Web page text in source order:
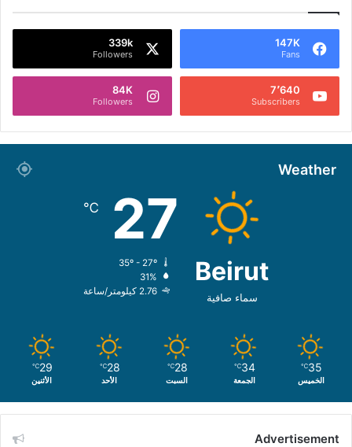
147K
Fans
339k
Followers
7٬640
Subscribers
84K
Followers
Weather
Beirut
سماء صافية
27
℃
31%
2.76 كيلومتر/ساعة
35
℃
الخميس
34
℃
الجمعة
28
℃
السبت
28
℃
الأحد
29
℃
الأثنين
Advertisement